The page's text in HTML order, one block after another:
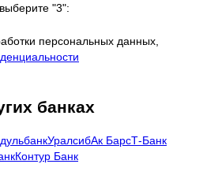
"3":
персональных данных,
банках
УралсибАк БарсТ-Банк
Контур Банк